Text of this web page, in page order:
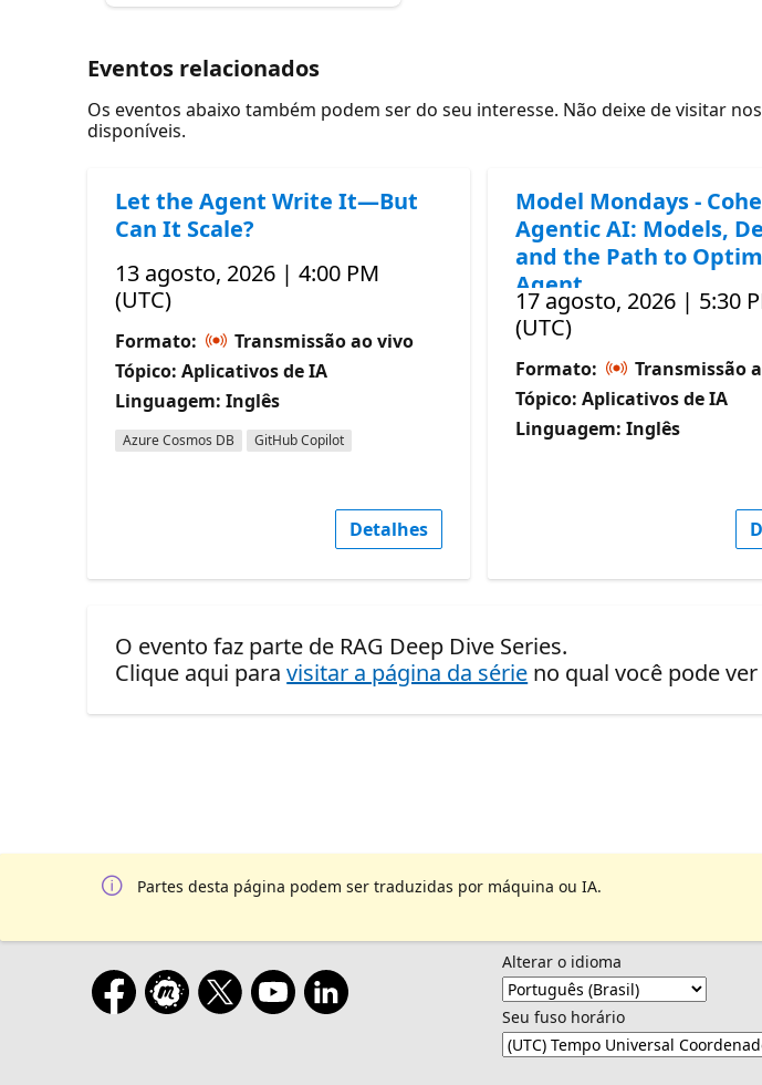
Eventos relacionados
Os eventos abaixo também podem ser do seu interesse. Não deixe de visitar
disponíveis.
Let the Agent Write It—But
Can It Scale?
13 agosto, 2026 | 4:00 PM
(UTC)
Formato:
Transmissão ao vivo
Tópico: Aplicativos de IA
Linguagem: Inglês
Azure Cosmos DB GitHub Copilot
Detalhes
Model Mondays -
Agentic AI: Models,
and the Path to
Agent
17 agosto, 2026 | 5:30
(UTC)
Formato:
Transmissão
Tópico: Aplicativos de IA
Linguagem: Inglês
O evento faz parte de RAG Deep Dive Series.
Clique aqui paravisitar a página da série no qual você pode
Partes desta página podem ser traduzidas por máquina ou IA.
Alterar o idioma
Seu fuso horário